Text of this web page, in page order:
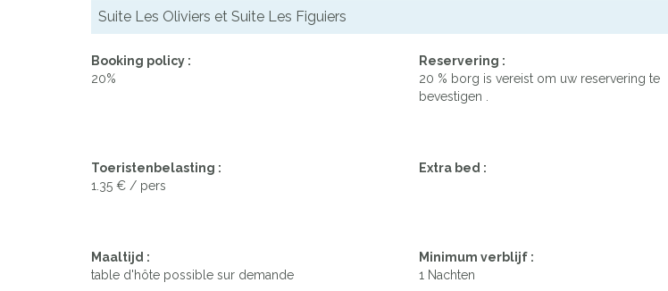
Suite Les Oliviers et Suite Les Figuiers
Booking policy :
20%
Reservering :
20 % borg is vereist om uw reservering te
bevestigen .
Toeristenbelasting :
1.35 € / pers
Extra bed :
Maaltijd :
table d'hôte possible sur demande
Minimum verblijf :
1 Nachten